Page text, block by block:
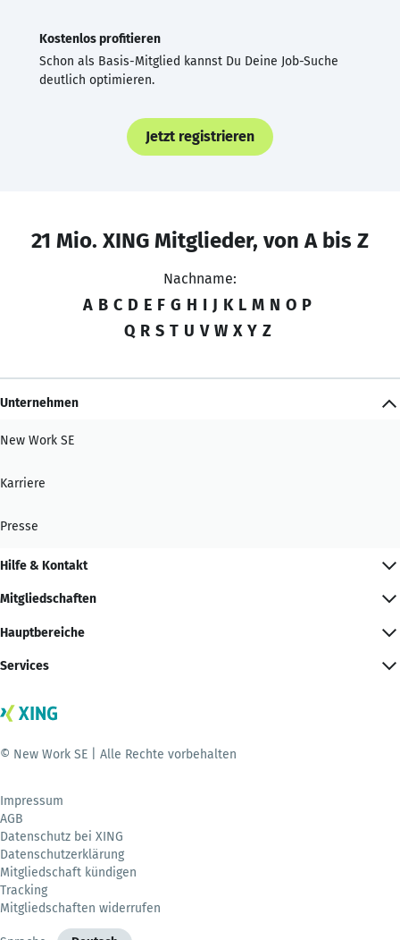
Kostenlos profitieren
Schon als Basis-Mitglied kannst Du Deine Job-Suche
deutlich optimieren.
Jetzt registrieren
21 Mio. XING Mitglieder, von A bis Z
Nachname:
A B C D E F G H I J K L M N O P
Q R S T U V W X Y Z
Unternehmen
New Work SE
Karriere
Presse
Hilfe & Kontakt
Mitgliedschaften
Hauptbereiche
Services
© New Work SE | Alle Rechte vorbehalten
Impressum
AGB
Datenschutz bei XING
Datenschutzerklärung
Mitgliedschaft kündigen
Tracking
Mitgliedschaften widerrufen